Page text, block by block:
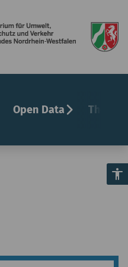
Open Datachevron_right
accessibility